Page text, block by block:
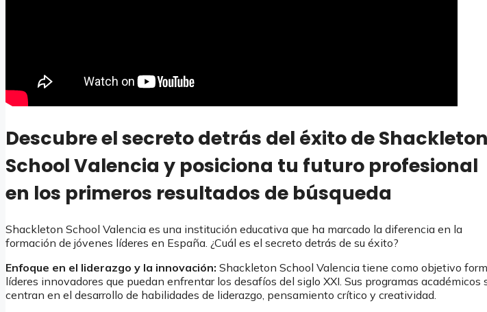
Descubre el secreto detrás del éxito de Shackleton
School Valencia y posiciona tu futuro profesional
en los primeros resultados de búsqueda
Shackleton School Valencia es una institución educativa que ha marcado la diferencia en la
formación de jóvenes líderes en España. ¿Cuál es el secreto detrás de su éxito?
Enfoque en el liderazgo y la innovación: Shackleton School Valencia tiene como objetivo
líderes innovadores que puedan enfrentar los desafíos del siglo XXI. Sus programas académicos
centran en el desarrollo de habilidades de liderazgo, pensamiento crítico y creatividad.